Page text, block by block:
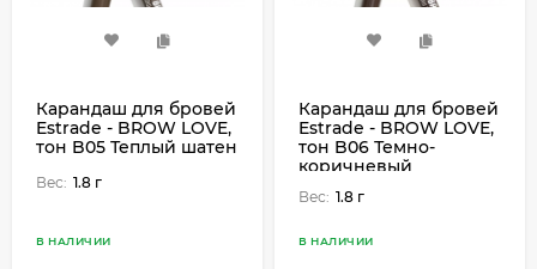
Карандаш для бровей
Estrade - BROW LOVE,
тон B05 Теплый шатен
Вес: 1.8 г
В НАЛИЧИИ
Карандаш для бровей
Estrade - BROW LOVE,
тон B06 Темно-
коричневый
Вес: 1.8 г
В НАЛИЧИИ